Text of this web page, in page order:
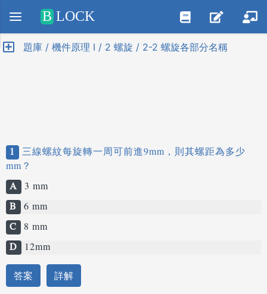
Positive SSL
B LOCK
題庫 / 機件原理 I / 2 螺旋 / 2-2 螺旋各部分名稱
1 三線螺紋每旋轉一周可前進9mm，則其螺距為多少
mm？
A 3 mm
B 6 mm
C 8 mm
D
12mm
答案 詳解